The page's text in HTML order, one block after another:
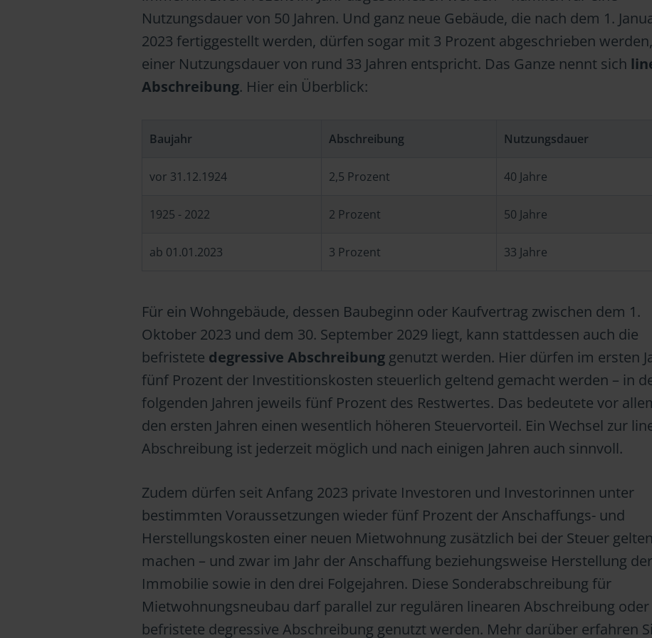
Nutzungsdauer von 50 Jahren. Und ganz neue Gebäude, die nach dem 1.
2023 fertiggestellt werden, dürfen sogar mit 3 Prozent abgeschrieben
einer Nutzungsdauer von rund 33 Jahren entspricht. Das Ganze nennt sich
Abschreibung. Hier ein Überblick:
Baujahr Abschreibung Nutzungsdauer
vor 31.12.1924 2,5 Prozent 40 Jahre
1925 - 2022 2 Prozent 50 Jahre
ab 01.01.2023 3 Prozent 33 Jahre
Für ein Wohngebäude, dessen Baubeginn oder Kaufvertrag zwischen dem 1.
Oktober 2023 und dem 30. September 2029 liegt, kann stattdessen auch die
befristete degressive Abschreibung genutzt werden. Hier dürfen im ersten
fünf Prozent der Investitionskosten steuerlich geltend gemacht werden – in
folgenden Jahren jeweils fünf Prozent des Restwertes. Das bedeutete vor
den ersten Jahren einen wesentlich höheren Steuervorteil. Ein Wechsel zur
Abschreibung ist jederzeit möglich und nach einigen Jahren auch sinnvoll.
Zudem dürfen seit Anfang 2023 private Investoren und Investorinnen unter
bestimmten Voraussetzungen wieder fünf Prozent der Anschaffungs- und
Herstellungskosten einer neuen Mietwohnung zusätzlich bei der Steuer
machen – und zwar im Jahr der Anschaffung beziehungsweise Herstellung der
Immobilie sowie in den drei Folgejahren. Diese Sonderabschreibung für
Mietwohnungsneubau darf parallel zur regulären linearen Abschreibung oder
befristete degressive Abschreibung genutzt werden. Mehr darüber erfahren